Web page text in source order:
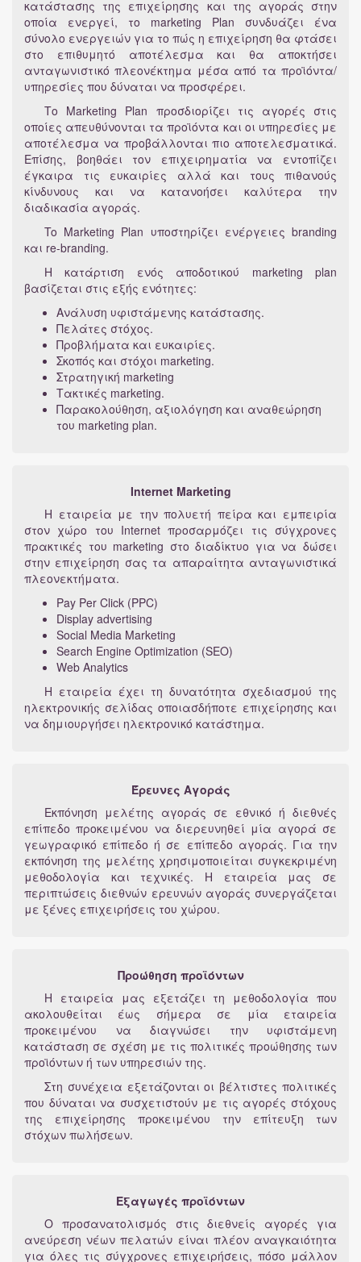
κατάστασης της επιχείρησης και της αγοράς στην
οποία ενεργεί, το marketing Plan συνδυάζει ένα
σύνολο ενεργειών για το πώς η επιχείρηση θα φτάσει
στο επιθυμητό αποτέλεσμα και θα αποκτήσει
ανταγωνιστικό πλεονέκτημα μέσα από τα προϊόντα/
υπηρεσίες που δύναται να προσφέρει.
Το Marketing Plan προσδιορίζει τις αγορές στις
οποίες απευθύνονται τα προϊόντα και οι υπηρεσίες με
αποτέλεσμα να προβάλλονται πιο αποτελεσματικά.
Επίσης, βοηθάει τον επιχειρηματία να εντοπίζει
έγκαιρα τις ευκαιρίες αλλά και τους πιθανούς
κίνδυνους και να κατανοήσει καλύτερα την
διαδικασία αγοράς.
To Μarketing Plan υποστηρίζει ενέργειες branding
και re-branding.
Η κατάρτιση ενός αποδοτικού marketing plan
βασίζεται στις εξής ενότητες:
Ανάλυση υφιστάμενης κατάστασης.
Πελάτες στόχος.
Προβλήματα και ευκαιρίες.
Σκοπός και στόχοι marketing.
Στρατηγική marketing
Τακτικές marketing.
Παρακολούθηση, αξιολόγηση και αναθεώρηση
του marketing plan.
Internet Marketing
H εταιρεία με την πολυετή πείρα και εμπειρία
στον χώρο του Internet προσαρμόζει τις σύγχρονες
πρακτικές του marketing στο διαδίκτυο για να δώσει
στην επιχείρηση σας τα απαραίτητα ανταγωνιστικά
πλεονεκτήματα.
Pay Per Click (PPC)
Display advertising
Social Media Marketing
Search Engine Optimization (SEO)
Web Analytics
Η εταιρεία έχει τη δυνατότητα σχεδιασμού της
ηλεκτρονικής σελίδας οποιασδήποτε επιχείρησης και
να δημιουργήσει ηλεκτρονικό κατάστημα.
Έρευνες Αγοράς
Εκπόνηση μελέτης αγοράς σε εθνικό ή διεθνές
επίπεδο προκειμένου να διερευνηθεί μία αγορά σε
γεωγραφικό επίπεδο ή σε επίπεδο αγοράς. Για την
εκπόνηση της μελέτης χρησιμοποιείται συγκεκριμένη
μεθοδολογία και τεχνικές. Η εταιρεία μας σε
περιπτώσεις διεθνών ερευνών αγοράς συνεργάζεται
με ξένες επιχειρήσεις του χώρου.
Προώθηση προϊόντων
Η εταιρεία μας εξετάζει τη μεθοδολογία που
ακολουθείται έως σήμερα σε μία εταιρεία
προκειμένου να διαγνώσει την υφιστάμενη
κατάσταση σε σχέση με τις πολιτικές προώθησης των
προϊόντων ή των υπηρεσιών της.
Στη συνέχεια εξετάζονται οι βέλτιστες πολιτικές
που δύναται να συσχετιστούν με τις αγορές στόχους
της επιχείρησης προκειμένου την επίτευξη των
στόχων πωλήσεων.
Εξαγωγές προϊόντων
Ο προσανατολισμός στις διεθνείς αγορές για
ανεύρεση νέων πελατών είναι πλέον αναγκαιότητα
για όλες τις σύγχρονες επιχειρήσεις, πόσο μάλλον